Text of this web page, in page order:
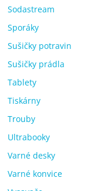
Sodastream
Sporáky
Sušičky potravin
Sušičky prádla
Tablety
Tiskárny
Trouby
Ultrabooky
Varné desky
Varné konvice